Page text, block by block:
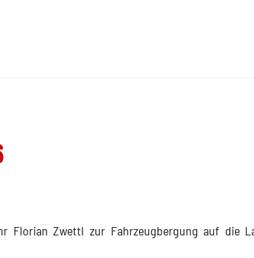
Florian Zwettl zur Fahrzeugbergung auf die